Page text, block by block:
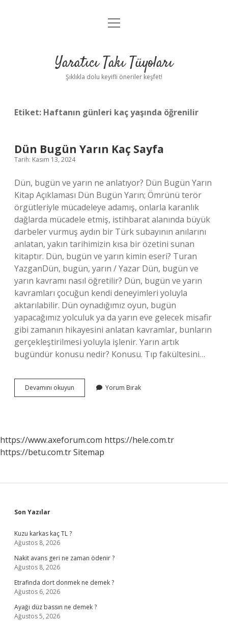
Anasayfa
Yasal Uyarı
menüyü
Yaratıcı Takı Tüyoları
Şıklıkla dolu keyifli öneriler keşfet!
Etiket: Haftanın günleri kaç yaşında öğrenilir
Dün Bugün Yarın Kaç Sayfa
Tarih: Kasım 13, 2024
Dün, bugün ve yarın ne anlatıyor? Dün Bugün Yarın
Kitap Açıklaması Dün Bugün Yarın; Ömrünü terör
örgütleriyle mücadeleye adamış, onlarla karanlık
dağlarda mücadele etmiş, istihbarat alanında büyük
darbeler vurmuş aydın bir Türk subayının anılarını
anlatan, yakın tarihimizin kısa bir özetini sunan
kitaptır. Dün, bugün ve yarın kimin eseri? Turan
YazganDün, bugün, yarın / Yazar Dün, bugün ve
yarın kavramı nasıl öğretilir? Dün, bugün ve yarın
kavramları çocuğun kendi deneyimleri yoluyla
aktarılabilir. Dün oynadığımız oyun, bugün
yapacağımız yolculuk ya da yarın eve gelecek misafir
gibi zamanın hikayesini anlatan kavramlar, bunların
gerçekleştirilmesi yoluyla işlenir. Yarın artık
bugündür konusu nedir? Konusu. Tıp fakültesini…
Devamını okuyun
Bugün
Yorum Bırak
https://www.axeforum.com https://hele.com.tr
https://betu.com.trSitemap
Sidebar
Son Yazılar
Kuzu karkas kaç TL ?
Ağustos 8, 2026
Nakit avans geri ne zaman ödenir ?
Ağustos 8, 2026
Etrafinda dort donmek ne demek ?
Ağustos 6, 2026
Ayağı düz bassın ne demek ?
Ağustos 5, 2026